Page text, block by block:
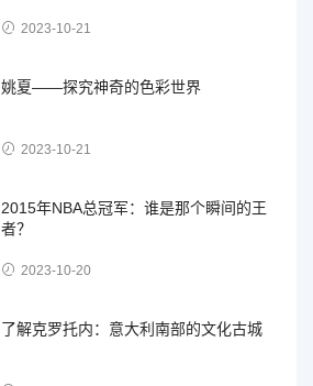
2023-10-21
姚夏——探究神奇的色彩世界
2023-10-21
2015年NBA总冠军：谁是那个瞬间的王
者？
2023-10-20
了解克罗托内：意大利南部的文化古城